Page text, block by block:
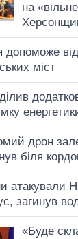
на
допоможе
міст
дрон
біля
атакували
загинув
«Буде